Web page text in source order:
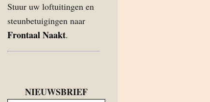
Stuur uw loftuitingen en
steunbetuigingen naar
Frontaal Naakt.
NIEUWSBRIEF